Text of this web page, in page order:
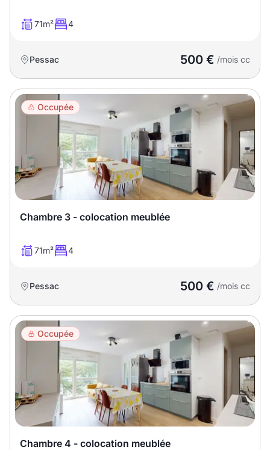
71m² 4
Pessac 500 € /mois cc
Occupée
Chambre 3 - colocation meublée
71m² 4
Pessac 500 € /mois cc
Occupée
Chambre 4 - colocation meublée